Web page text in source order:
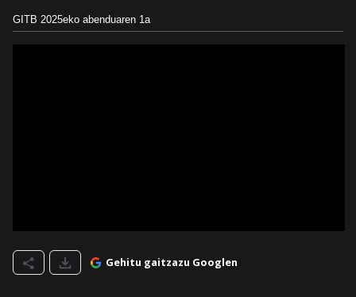
GITB 2025eko abenduaren 1a
Gehitu gaitzazu Googlen